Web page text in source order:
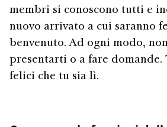
membri si conoscono tutti e
nuovo arrivato a cui saranno
benvenuto. Ad ogni modo,
presentarti o a fare domande.
felici che tu sia lì.